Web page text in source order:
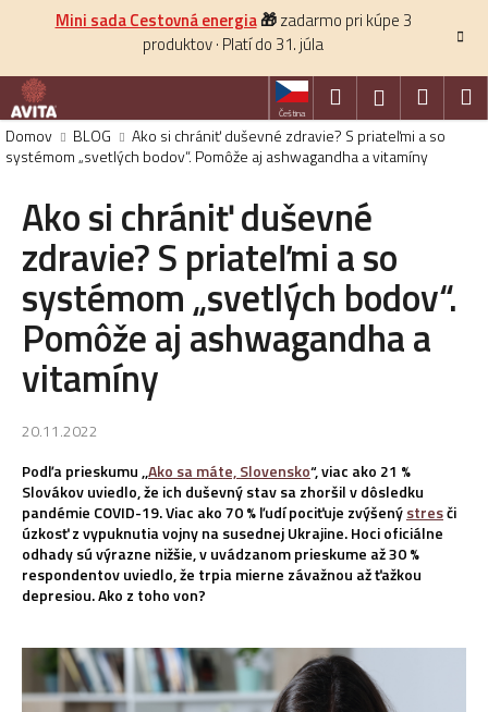
Mini sada Cestovná energia🎁zadarmo pri kúpe 3
produktov · Platí do 31. júla
Čeština
Hľadať Prihlásenie
košík
Domov BLOG
Ako si chrániť duševné zdravie? S priateľmi a so
systémom „svetlých bodov“. Pomôže aj ashwagandha a vitamíny
Ako si chrániť duševné
zdravie? S priateľmi a so
systémom „svetlých bodov“.
Pomôže aj ashwagandha a
vitamíny
20.11.2022
Podľa prieskumu ,,Ako sa máte, Slovensko“, viac ako 21 %
Slovákov uviedlo, že ich duševný stav sa zhoršil v dôsledku
pandémie COVID-19. Viac ako 70 % ľudí pociťuje zvýšenýstresči
úzkosť z vypuknutia vojny na susednej Ukrajine. Hoci oficiálne
odhady sú výrazne nižšie, v uvádzanom prieskume až 30 %
respondentov uviedlo, že trpia mierne závažnou až ťažkou
depresiou. Ako z toho von?
š
k
HĽADAŤ